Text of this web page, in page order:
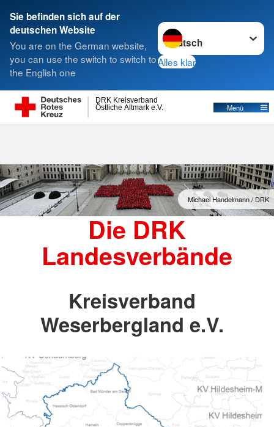
Sie befinden sich auf der
deutschen Website
You are on the German website,
you can use the switch to switch to
the English one
Sprache wechseln zu
Alles klar
Östliche Altmark e.V.
DRK Kreisverband
Menü
Suche
Landesverbände
Michael Handelmann / DRK
Die DRK
Landesverbände
Kreisverband
Weserbergland e.V.